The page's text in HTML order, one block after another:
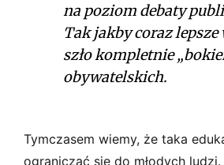
na poziom debaty
Tak jakby coraz lepsze
szło kompletnie
obywatelskich.
Tymczasem wiemy, że taka
ograniczać się do młodych